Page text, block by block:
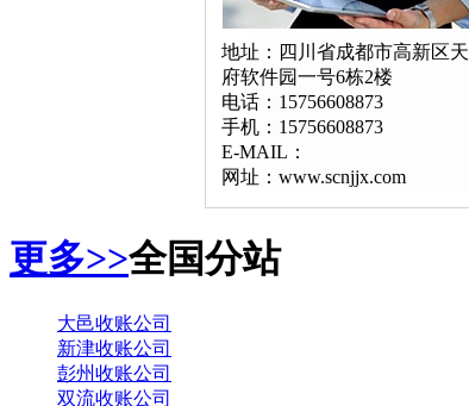
地址：四川省成都市高新区天
府软件园一号6栋2楼
电话：15756608873
手机：15756608873
E-MAIL：
网址：www.scnjjx.com
更多>>全国分站
大邑收账公司
新津收账公司
彭州收账公司
双流收账公司